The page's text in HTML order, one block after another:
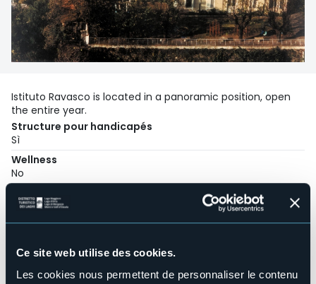
Ce site web utilise des cookies.
Les cookies nous permettent de personnaliser le contenu
Istituto Ravasco is located in a panoramic position, open
the entire year.
Structure pour handicapés
Sì
Wellness
No
No
Piscine
Animaux acceptés
No